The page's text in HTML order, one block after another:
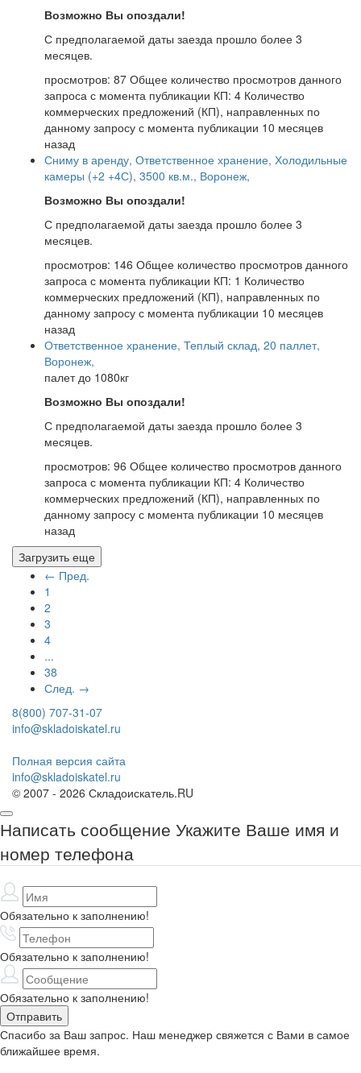
Возможно Вы опоздали!
С предполагаемой даты заезда прошло более 3
месяцев.
просмотров: 87 Общее количество просмотров данного
запроса с момента публикации КП: 4 Количество
коммерческих предложений (КП), направленных по
данному запросу с момента публикации 10 месяцев
назад
Сниму в аренду, Ответственное хранение, Холодильные
камеры (+2 +4С), 3500 кв.м., Воронеж,
Возможно Вы опоздали!
С предполагаемой даты заезда прошло более 3
месяцев.
просмотров: 146 Общее количество просмотров данного
запроса с момента публикации КП: 1 Количество
коммерческих предложений (КП), направленных по
данному запросу с момента публикации 10 месяцев
назад
Ответственное хранение, Теплый склад, 20 паллет,
Воронеж,
палет до 1080кг
Возможно Вы опоздали!
С предполагаемой даты заезда прошло более 3
месяцев.
просмотров: 96 Общее количество просмотров данного
запроса с момента публикации КП: 4 Количество
коммерческих предложений (КП), направленных по
данному запросу с момента публикации 10 месяцев
назад
Загрузить еще
← Пред.
1
2
3
4
...
38
След. →
8(800) 707-31-07
info@skladoiskatel.ru
Полная версия сайта
info@skladoiskatel.ru
© 2007 - 2026 Складоискатель.RU
Написать сообщение Укажите Ваше имя и
номер телефона
Обязательно к заполнению!
Обязательно к заполнению!
Обязательно к заполнению!
Спасибо за Ваш запрос. Наш менеджер свяжется с Вами в самое
ближайшее время.